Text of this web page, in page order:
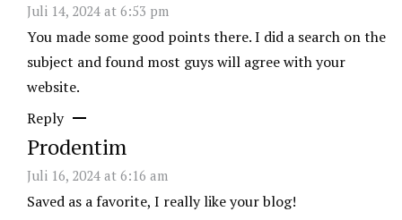
Juli 14, 2024 at 6:53 pm
You made some good points there. I did a search on the
subject and found most guys will agree with your
website.
Reply
Prodentim
Juli 16, 2024 at 6:16 am
Saved as a favorite, I really like your blog!